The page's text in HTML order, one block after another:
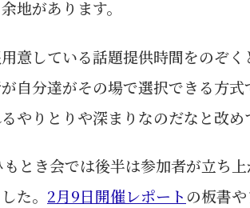
地があります。
意している話題提供時間をのぞ
自分達がその場で選択できる方
やりとりや深まりなのだなと改め
とき会では後半は参加者が立ち
た。 2月9日開催レポート の板書